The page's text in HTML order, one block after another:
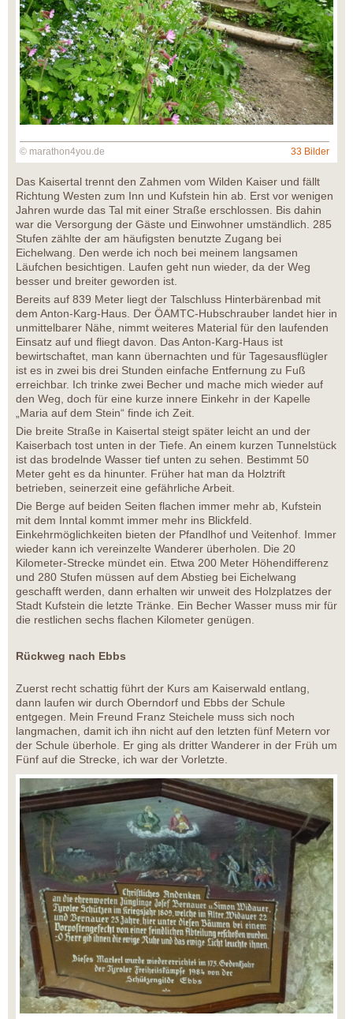
© marathon4you.de 33 Bilder
Das Kaisertal trennt den Zahmen vom Wilden Kaiser und fällt
Richtung Westen zum Inn und Kufstein hin ab. Erst vor wenigen
Jahren wurde das Tal mit einer Straße erschlossen. Bis dahin
war die Versorgung der Gäste und Einwohner umständlich. 285
Stufen zählte der am häufigsten benutzte Zugang bei
Eichelwang. Den werde ich noch bei meinem langsamen
Läufchen besichtigen. Laufen geht nun wieder, da der Weg
besser und breiter geworden ist.
Bereits auf 839 Meter liegt der Talschluss Hinterbärenbad mit
dem Anton-Karg-Haus. Der ÖAMTC-Hubschrauber landet hier in
unmittelbarer Nähe, nimmt weiteres Material für den laufenden
Einsatz auf und fliegt davon. Das Anton-Karg-Haus ist
bewirtschaftet, man kann übernachten und für Tagesausflügler
ist es in zwei bis drei Stunden einfache Entfernung zu Fuß
erreichbar. Ich trinke zwei Becher und mache mich wieder auf
den Weg, doch für eine kurze innere Einkehr in der Kapelle
„Maria auf dem Stein“ finde ich Zeit.
Die breite Straße in Kaisertal steigt später leicht an und der
Kaiserbach tost unten in der Tiefe. An einem kurzen Tunnelstück
ist das brodelnde Wasser tief unten zu sehen. Bestimmt 50
Meter geht es da hinunter. Früher hat man da Holztrift
betrieben, seinerzeit eine gefährliche Arbeit.
Die Berge auf beiden Seiten flachen immer mehr ab, Kufstein
mit dem Inntal kommt immer mehr ins Blickfeld.
Einkehrmöglichkeiten bieten der Pfandlhof und Veitenhof. Immer
wieder kann ich vereinzelte Wanderer überholen. Die 20
Kilometer-Strecke mündet ein. Etwa 200 Meter Höhendifferenz
und 280 Stufen müssen auf dem Abstieg bei Eichelwang
geschafft werden, dann erhalten wir unweit des Holzplatzes der
Stadt Kufstein die letzte Tränke. Ein Becher Wasser muss mir für
die restlichen sechs flachen Kilometer genügen.
Rückweg nach Ebbs
Zuerst recht schattig führt der Kurs am Kaiserwald entlang,
dann laufen wir durch Oberndorf und Ebbs der Schule
entgegen. Mein Freund Franz Steichele muss sich noch
langmachen, damit ich ihn nicht auf den letzten fünf Metern vor
der Schule überhole. Er ging als dritter Wanderer in der Früh um
Fünf auf die Strecke, ich war der Vorletzte.